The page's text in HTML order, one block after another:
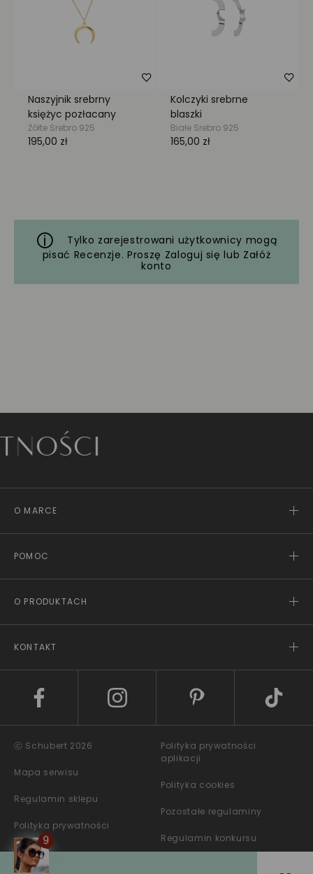
Tylko zarejestrowani użytkownicy mogą
pisać Recenzje. Proszę Zaloguj się lub Załóż
konto
O MARCE
POMOC
O PRODUKTACH
KONTAKT
ⓒ Schubert 2026
Mapa serwisu
Regulamin sklepu
Polityka prywatności
Polityka prywatności
aplikacji
Polityka cookies
Pozostałe regulaminy
Regulamin konkursu